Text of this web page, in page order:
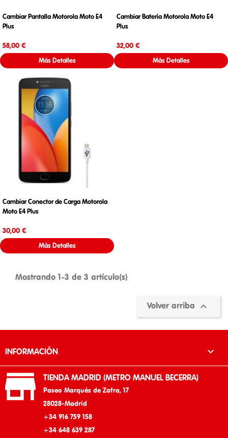
Cambiar Pantalla Motorola Moto E4
Plus
58,00 €
Más Detalles
Cambiar Batería Motorola Moto E4
Plus
32,00 €
Más Detalles
Cambiar Conector de Carga Motorola
Moto E4 Plus
30,00 €
Más Detalles
Mostrando 1-3 de 3 artículo(s)
Volver arriba 
INFORMACIÓN 
 TIENDA MADRID (METRO MANUEL BECERRA)
Paseo Marqués de Zafra, 17
28028-Madrid
+34 916 759 158
+34 648 639 287